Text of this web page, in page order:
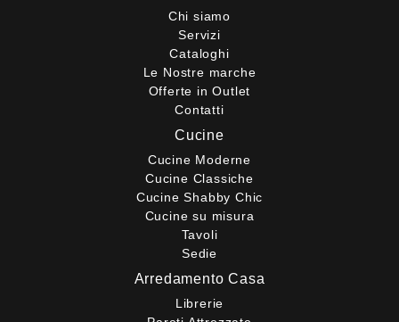
Chi siamo
Servizi
Cataloghi
Le Nostre marche
Offerte in Outlet
Contatti
Cucine
Cucine Moderne
Cucine Classiche
Cucine Shabby Chic
Cucine su misura
Tavoli
Sedie
Arredamento Casa
Librerie